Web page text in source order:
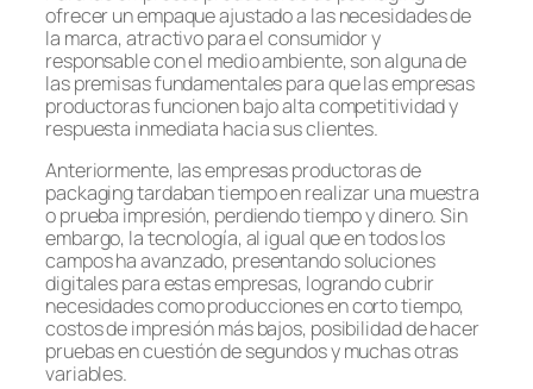
ofrecer un empaque ajustado a las necesidades de
la marca, atractivo para el consumidor y
responsable con el medio ambiente, son alguna de
las premisas fundamentales para que las empresas
productoras funcionen bajo alta competitividad y
respuesta inmediata hacia sus clientes.
Anteriormente, las empresas productoras de
packaging tardaban tiempo en realizar una muestra
o prueba impresión, perdiendo tiempo y dinero. Sin
embargo, la tecnología, al igual que en todos los
campos ha avanzado, presentando soluciones
digitales para estas empresas, logrando cubrir
necesidades como producciones en corto tiempo,
costos de impresión más bajos, posibilidad de hacer
pruebas en cuestión de segundos y muchas otras
variables.